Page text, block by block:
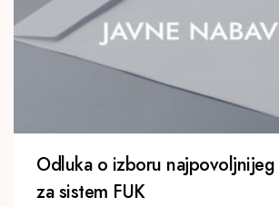
Odluka o izboru
za sistem FUK